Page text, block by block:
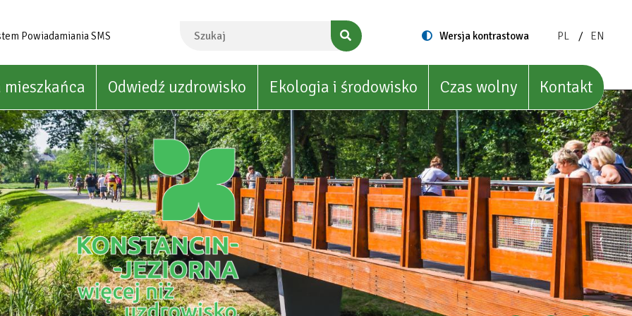
Powiadamiania SMS
Switch
Wersja kontrastowa
ZMIEŃ
POLISH
PL
ZMIEŃ
ENGLISH
EN
mieszkańca Odwiedź uzdrowisko Ekologia i środowisko Czas wolny Kontakt